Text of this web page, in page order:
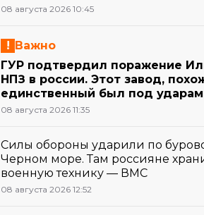
08 августа 2026 10:45
Важно
ГУР подтвердил поражение
НПЗ в россии. Этот завод,
единственный был под
08 августа 2026 11:35
Силы обороны ударили по
Черном море. Там россияне
военную технику — ВМС
08 августа 2026 12:52